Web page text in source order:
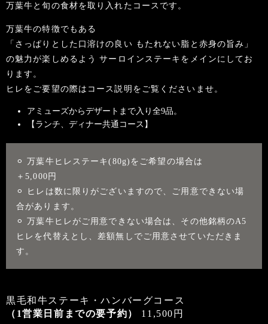
万葉牛と旬の食材を取り入れたコースです。
万葉牛の特徴でもある
「さっぱりとした口溶けの良い もたれない脂と赤身の旨み」
の魅力が楽しめるよう サーロインステーキをメインにしてお
ります。
ヒレをご要望の際はコース説明をご覧くださいませ。
アミューズからデザートまで入り全9品。
【ランチ、ディナー共通コース】
⚪︎ 万葉牛ヒレステーキ(80g)をご希望の場合は
＋5,000円
⚪︎ ヒレは数に限りがございますので、ご用意できない場
合があります。
⚪︎ 万葉牛ヒレがご用意できない場合は、その他銘柄のA5
ヒレを代替えとし、差額無しでご用意させていただきま
す。
黒毛和牛ステーキ・ハンバーグコース
（1営業日前までの要予約）
11,500円